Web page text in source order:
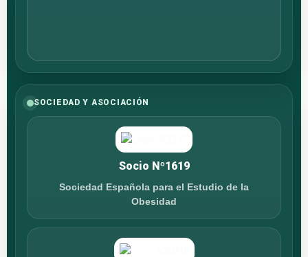
SOCIEDAD Y ASOCIACIÓN
Socio Nº1619
Sociedad Española para el Estudio de la
Obesidad